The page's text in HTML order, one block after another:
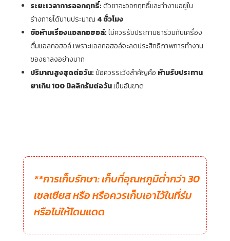
ระยะเวลาการออกฤทธิ์:ตัวยาจะออกฤทธิ์และทำงานอยู่ใน
ร่างกายได้นานประมาณ 4 ชั่วโมง
ข้อห้ามเรื่องแอลกอฮอล์:ไม่ควรรับประทานยาร่วมกับเครื่อง
ดื่มแอลกอฮอล์ เพราะแอลกอฮอล์จะลดประสิทธิภาพการทำงาน
ของยาลงอย่างมาก
ปริมาณสูงสุดต่อวัน:ข้อควรระวังสำคัญคือ ห้ามรับประทาน
ยาเกิน 100 มิลลิกรัมต่อวันเป็นอันขาด
**การเก็บรักษา: เก็บที่อุณหภูมิต่ำกว่า 30
เซลเซียส หรือ หรือควรเก็บเอาไว้ในที่ร่ม
หรือไม่ให้โดนแดด